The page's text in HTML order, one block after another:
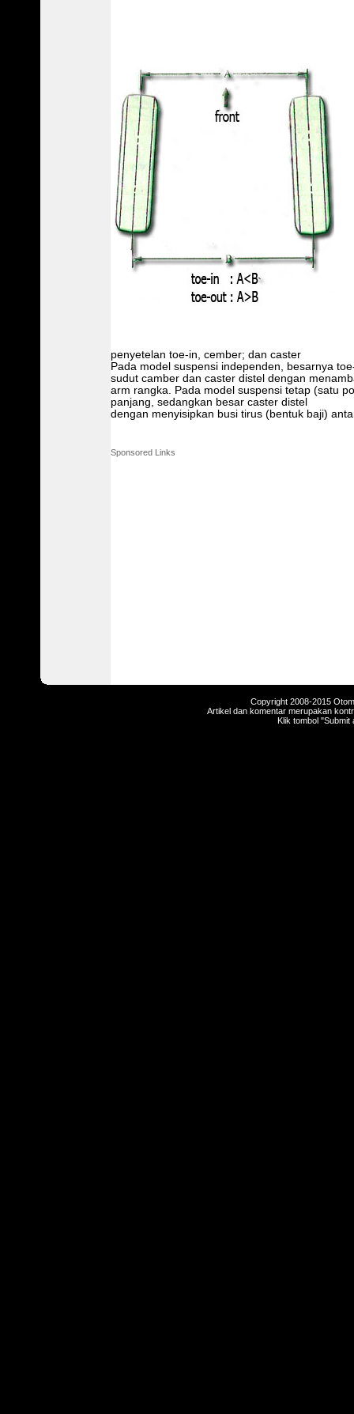
penyetelan toe-in, cember; dan caster
Pada model suspensi independen, besarnya
sudut camber dan caster distel dengan
arm rangka. Pada model suspensi tetap (satu
panjang, sedangkan besar caster distel
dengan menyisipkan busi tirus (bentuk baji)
Sponsored Links
Copyright 2008-2015
Artikel dan komentar merupakan
Klik tombol